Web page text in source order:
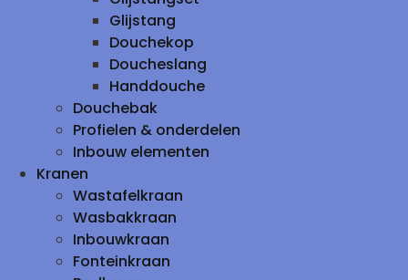
Glijstang
Douchekop
Doucheslang
Handdouche
Douchebak
Profielen & onderdelen
Inbouw elementen
Kranen
Wastafelkraan
Wasbakkraan
Inbouwkraan
Fonteinkraan